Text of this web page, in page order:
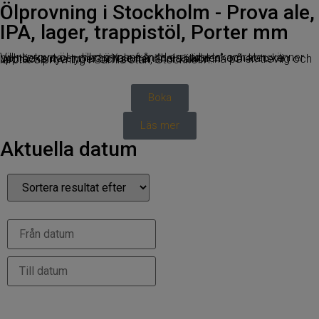
Ölprovning i Stockholm - Prova ale,
IPA, lager, trappistöl, Porter mm
Vill ni prova öl – tillsammans med era arbetskamrater, vänner och bekanta er med öl/ale från ”hela världen” och kanske upptäcka nya typer och sorter är ni välkomna på en trevlig och lärorik ölprovning i Gamla stan, Stockholm.
Boka
Läs mer
Aktuella datum